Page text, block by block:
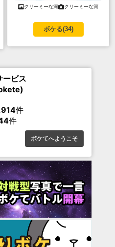
クリーミーな河 クリーミーな河
ボケる(34)
ービス
件
件
ボケてへようこそ